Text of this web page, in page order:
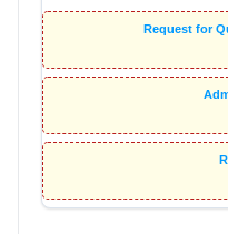
Request for